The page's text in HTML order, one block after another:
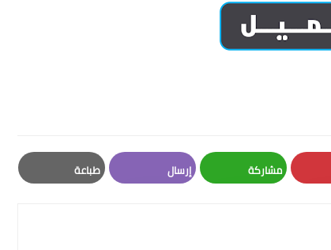
مشاركة إرسال طباعة